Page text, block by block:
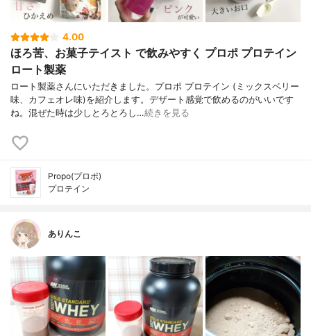
4.00
ほろ苦、お菓子テイスト で飲みやすく プロポ プロテイン
ロート製薬
ロート製薬さんにいただきました。プロポ プロテイン (ミックスベリー
味、カフェオレ味)を紹介します。デザート感覚で飲めるのがいいです
ね。混ぜた時は少しとろとろし…続きを見る
Propo(プロポ)
プロテイン
ありんこ